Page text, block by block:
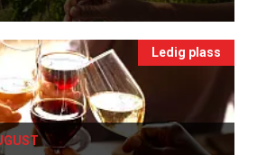
Ledig plass